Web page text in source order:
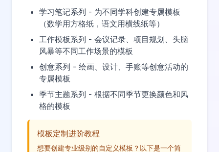
学习笔记系列 - 为不同学科创建专属模板
（数学用方格纸，语文用横线纸等）
工作模板系列 - 会议记录、项目规划、头脑
风暴等不同工作场景的模板
创意系列 - 绘画、设计、手账等创意活动的
专属模板
季节主题系列 - 根据不同季节更换颜色和风
格的模板
模板定制进阶教程
想要创建专业级别的自定义模板？以下是一个简